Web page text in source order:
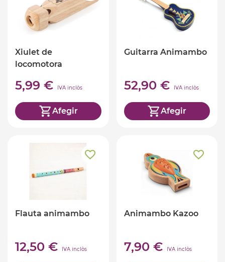
Xiulet de
locomotora
5,99 € IVA inclòs
Afegir
Guitarra Animambo
52,90 € IVA inclòs
Afegir
Flauta animambo
12,50 € IVA inclòs
Animambo Kazoo
7,90 € IVA inclòs